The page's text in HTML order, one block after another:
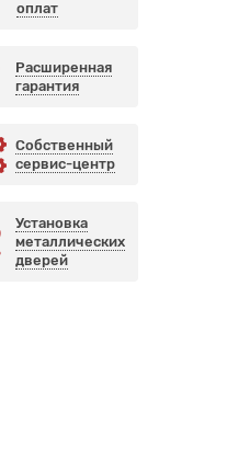
оплат
Расширенная
гарантия
Собственный
сервис-центр
Установка
металлических
дверей